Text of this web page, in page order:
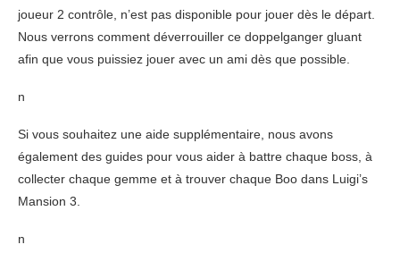
joueur 2 contrôle, n’est pas disponible pour jouer dès le départ.
Nous verrons comment déverrouiller ce doppelganger gluant
afin que vous puissiez jouer avec un ami dès que possible.
n
Si vous souhaitez une aide supplémentaire, nous avons
également des guides pour vous aider à battre chaque boss, à
collecter chaque gemme et à trouver chaque Boo dans Luigi’s
Mansion 3.
n